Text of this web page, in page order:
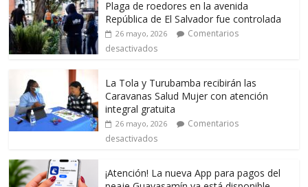
Plaga de roedores en la avenida
República de El Salvador fue controlada
26 mayo, 2026
Comentarios
desactivados
La Tola y Turubamba recibirán las
Caravanas Salud Mujer con atención
integral gratuita
26 mayo, 2026
Comentarios
desactivados
¡Atención! La nueva App para pagos del